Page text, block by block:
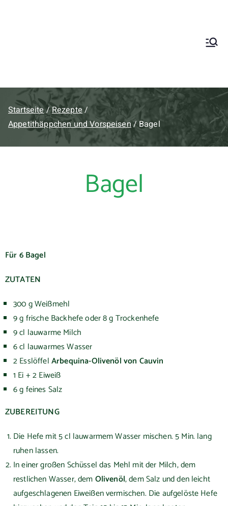
Startseite
Rezepte
Appetithäppchen und Vorspeisen
Bagel
Bagel
Für 6 Bagel
ZUTATEN
300 g Weißmehl
9 g frische Backhefe oder 8 g Trockenhefe
9 cl lauwarme Milch
6 cl lauwarmes Wasser
2 EsslöffelArbequina-Olivenöl von Cauvin
1 Ei + 2 Eiweiß
6 g feines Salz
ZUBEREITUNG
Die Hefe mit 5 cl lauwarmem Wasser mischen. 5 Min. lang
ruhen lassen.
In einer großen Schüssel das Mehl mit der Milch, dem
restlichen Wasser, demOlivenöl, dem Salz und den leicht
aufgeschlagenen Eiweißen vermischen. Die aufgelöste Hefe